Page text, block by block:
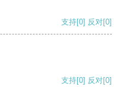
支持[0] 反对[0]
支持[0] 反对[0]